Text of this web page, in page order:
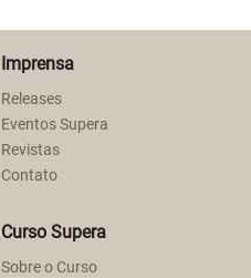
Imprensa
Releases
Eventos Supera
Revistas
Contato
Curso Supera
Sobre o Curso